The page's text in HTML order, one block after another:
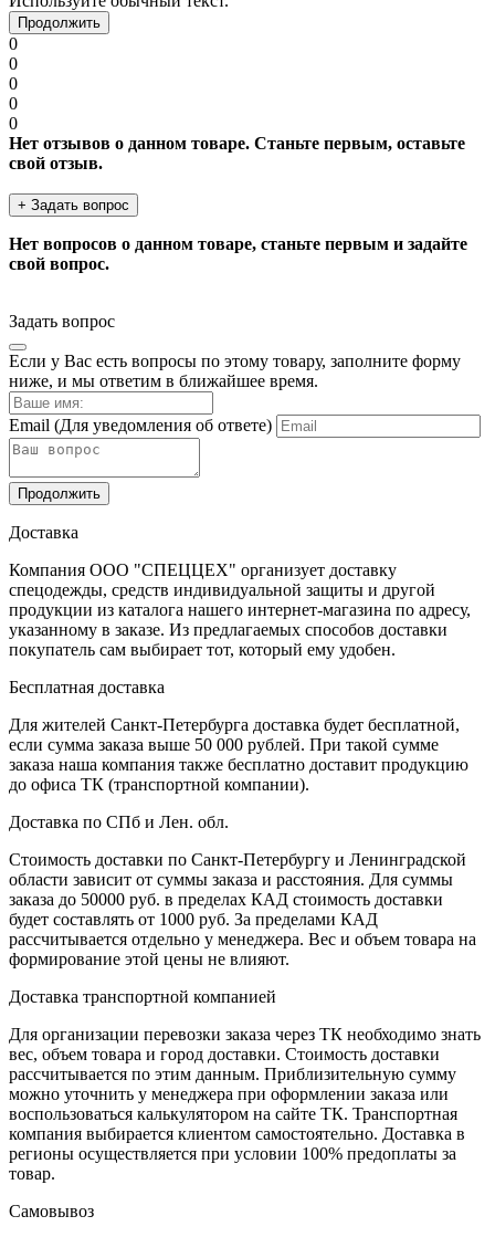
Продолжить
0
0
0
0
0
Нет отзывов о данном товаре. Станьте первым, оставьте
свой отзыв.
+ Задать вопрос
Нет вопросов о данном товаре, станьте первым и задайте
свой вопрос.
Задать вопрос
Если у Вас есть вопросы по этому товару, заполните форму
ниже, и мы ответим в ближайшее время.
Email (Для уведомления об ответе)
Продолжить
Доставка
Компания ООО "СПЕЦЦЕХ" организует доставку
спецодежды, средств индивидуальной защиты и другой
продукции из каталога нашего интернет-магазина по адресу,
указанному в заказе. Из предлагаемых способов доставки
покупатель сам выбирает тот, который ему удобен.
Бесплатная доставка
Для жителей Санкт-Петербурга доставка будет бесплатной,
если сумма заказа выше 50 000 рублей. При такой сумме
заказа наша компания также бесплатно доставит продукцию
до офиса ТК (транспортной компании).
Доставка по СПб и Лен. обл.
Стоимость доставки по Санкт-Петербургу и Ленинградской
области зависит от суммы заказа и расстояния. Для суммы
заказа до 50000 руб. в пределах КАД стоимость доставки
будет составлять от 1000 руб. За пределами КАД
рассчитывается отдельно у менеджера. Вес и объем товара на
формирование этой цены не влияют.
Доставка транспортной компанией
Для организации перевозки заказа через ТК необходимо знать
вес, объем товара и город доставки. Стоимость доставки
рассчитывается по этим данным. Приблизительную сумму
можно уточнить у менеджера при оформлении заказа или
воспользоваться калькулятором на сайте ТК. Транспортная
компания выбирается клиентом самостоятельно. Доставка в
регионы осуществляется при условии 100% предоплаты за
товар.
Самовывоз